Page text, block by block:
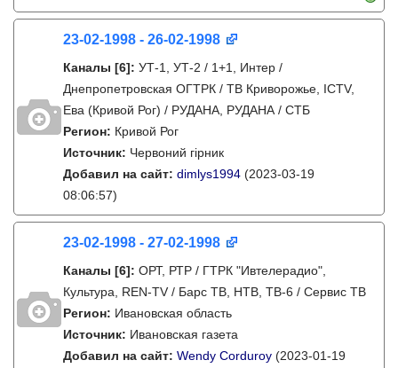
23-02-1998 - 26-02-1998
Каналы [6]: УТ-1, УТ-2 / 1+1, Интер /
Днепропетровская ОГТРК / ТВ Криворожье, ICTV,
Ева (Кривой Рог) / РУДАНА, РУДАНА / СТБ
Регион: Кривой Рог
Источник: Червоний гірник
Добавил на сайт: dimlys1994 (2023-03-19
08:06:57)
23-02-1998 - 27-02-1998
Каналы [6]: ОРТ, РТР / ГТРК "Ивтелерадио",
Культура, REN-TV / Барс ТВ, НТВ, ТВ-6 / Сервис ТВ
Регион: Ивановская область
Источник: Ивановская газета
Добавил на сайт: Wendy Corduroy (2023-01-19